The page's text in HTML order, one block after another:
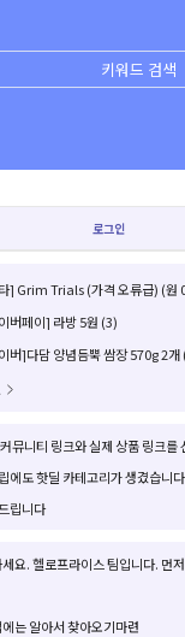
로그인
버페이] 라방 5원 (3)
에도 핫딜 카테고리가 생겼습니
립니다
는 알아서 찾아오기마련